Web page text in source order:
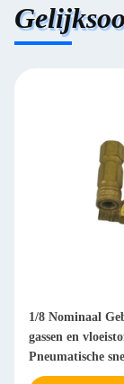
1/8 Nominaal
gassen en
Pneumatische